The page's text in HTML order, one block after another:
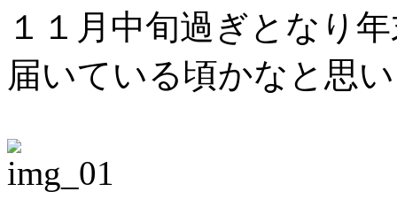
１１月中旬過ぎとなり
届いている頃かなと思